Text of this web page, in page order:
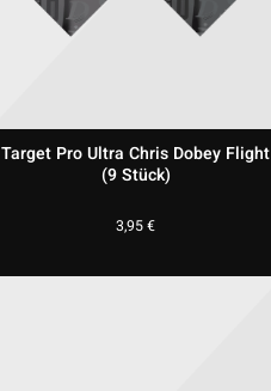
Target Pro Ultra Chris Dobey Flight
(9 Stück)
3,95€